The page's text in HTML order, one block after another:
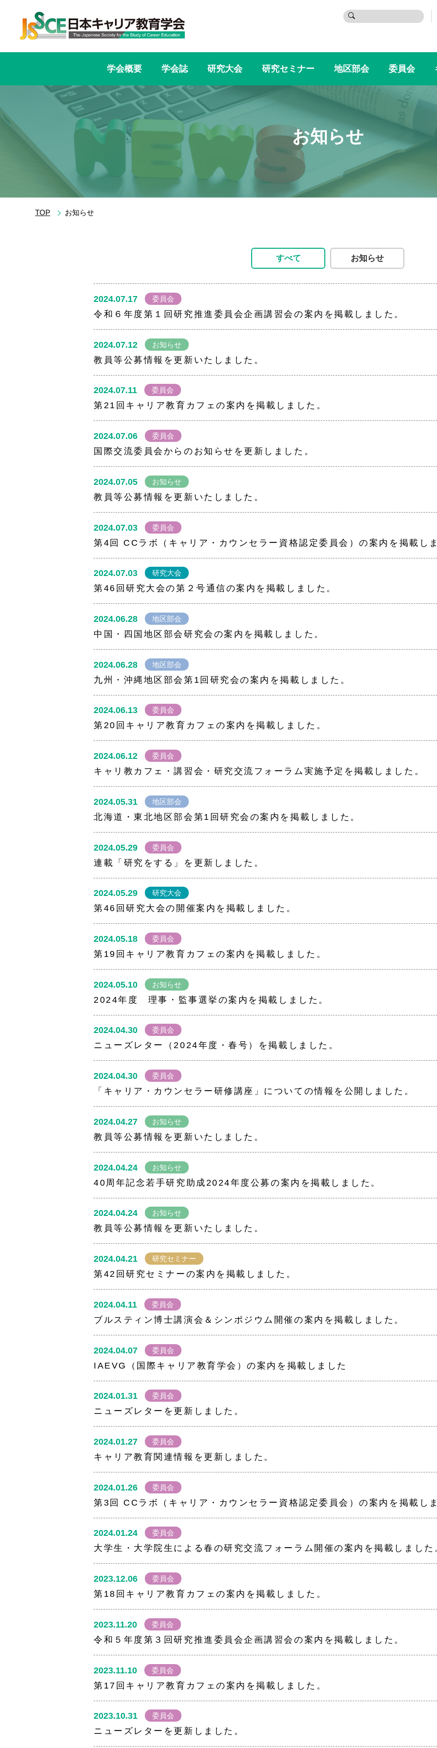
検
学会概要 学会誌 研究大会 研究セミナー 地区部会 委員会
お知らせ
TOP お知らせ
すべて お知らせ
2024.07.17 委員会
令和６年度第１回研究推進委員会企画講習会の案内を掲載しました。
2024.07.12 お知らせ
教員等公募情報を更新いたしました。
2024.07.11 委員会
第21回キャリア教育カフェの案内を掲載しました。
2024.07.06 委員会
国際交流委員会からのお知らせを更新しました。
2024.07.05 お知らせ
教員等公募情報を更新いたしました。
2024.07.03 委員会
第4回 CCラボ（キャリア・カウンセラー資格認定委員会）の案内を掲載し
2024.07.03 研究大会
第46回研究大会の第２号通信の案内を掲載しました。
2024.06.28 地区部会
中国・四国地区部会研究会の案内を掲載しました。
2024.06.28 地区部会
九州・沖縄地区部会第1回研究会の案内を掲載しました。
2024.06.13 委員会
第20回キャリア教育カフェの案内を掲載しました。
2024.06.12 委員会
キャリ教カフェ・講習会・研究交流フォーラム実施予定を掲載しました。
2024.05.31 地区部会
北海道・東北地区部会第1回研究会の案内を掲載しました。
2024.05.29 委員会
連載「研究をする」を更新しました。
2024.05.29 研究大会
第46回研究大会の開催案内を掲載しました。
2024.05.18 委員会
第19回キャリア教育カフェの案内を掲載しました。
2024.05.10 お知らせ
2024年度 理事・監事選挙の案内を掲載しました。
2024.04.30 委員会
ニューズレター（2024年度・春号）を掲載しました。
2024.04.30 委員会
「キャリア・カウンセラー研修講座」についての情報を公開しました。
2024.04.27 お知らせ
教員等公募情報を更新いたしました。
2024.04.24 お知らせ
40周年記念若手研究助成2024年度公募の案内を掲載しました。
2024.04.24 お知らせ
教員等公募情報を更新いたしました。
2024.04.21 研究セミナー
第42回研究セミナーの案内を掲載しました。
2024.04.11 委員会
ブルスティン博士講演会＆シンポジウム開催の案内を掲載しました。
2024.04.07 委員会
IAEVG（国際キャリア教育学会）の案内を掲載しました
2024.01.31 委員会
ニューズレターを更新しました。
2024.01.27 委員会
キャリア教育関連情報を更新しました。
2024.01.26 委員会
第3回 CCラボ（キャリア・カウンセラー資格認定委員会）の案内を掲載し
2024.01.24 委員会
大学生・大学院生による春の研究交流フォーラム開催の案内を掲載しました
2023.12.06 委員会
第18回キャリア教育カフェの案内を掲載しました。
2023.11.20 委員会
令和５年度第３回研究推進委員会企画講習会の案内を掲載しました。
2023.11.10 委員会
第17回キャリア教育カフェの案内を掲載しました。
2023.10.31 委員会
ニューズレターを更新しました。